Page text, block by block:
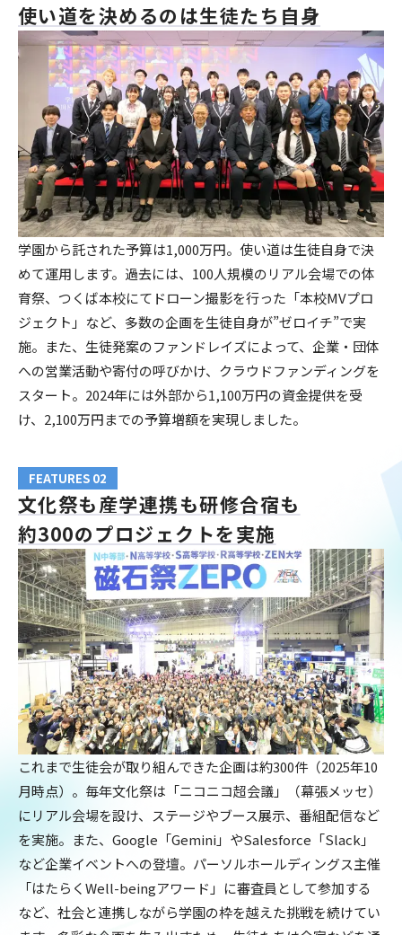
使い道を決めるのは生徒たち自身
学園から託された予算は1,000万円。使い道は生徒自身で決
めて運用します。過去には、100人規模のリアル会場での体
育祭、つくば本校にてドローン撮影を行った「本校MVプロ
ジェクト」など、多数の企画を生徒自身が”ゼロイチ”で実
施。また、生徒発案のファンドレイズによって、企業・団体
への営業活動や寄付の呼びかけ、クラウドファンディングを
スタート。2024年には外部から1,100万円の資金提供を受
け、2,100万円までの予算増額を実現しました。
FEATURES 02
文化祭も産学連携も研修合宿も
約300のプロジェクトを実施
これまで生徒会が取り組んできた企画は約300件（2025年10
月時点）。毎年文化祭は「ニコニコ超会議」（幕張メッセ）
にリアル会場を設け、ステージやブース展示、番組配信など
を実施。また、Google「Gemini」やSalesforce「Slack」
など企業イベントへの登壇。パーソルホールディングス主催
「はたらくWell-beingアワード」に審査員として参加する
など、社会と連携しながら学園の枠を越えた挑戦を続けてい